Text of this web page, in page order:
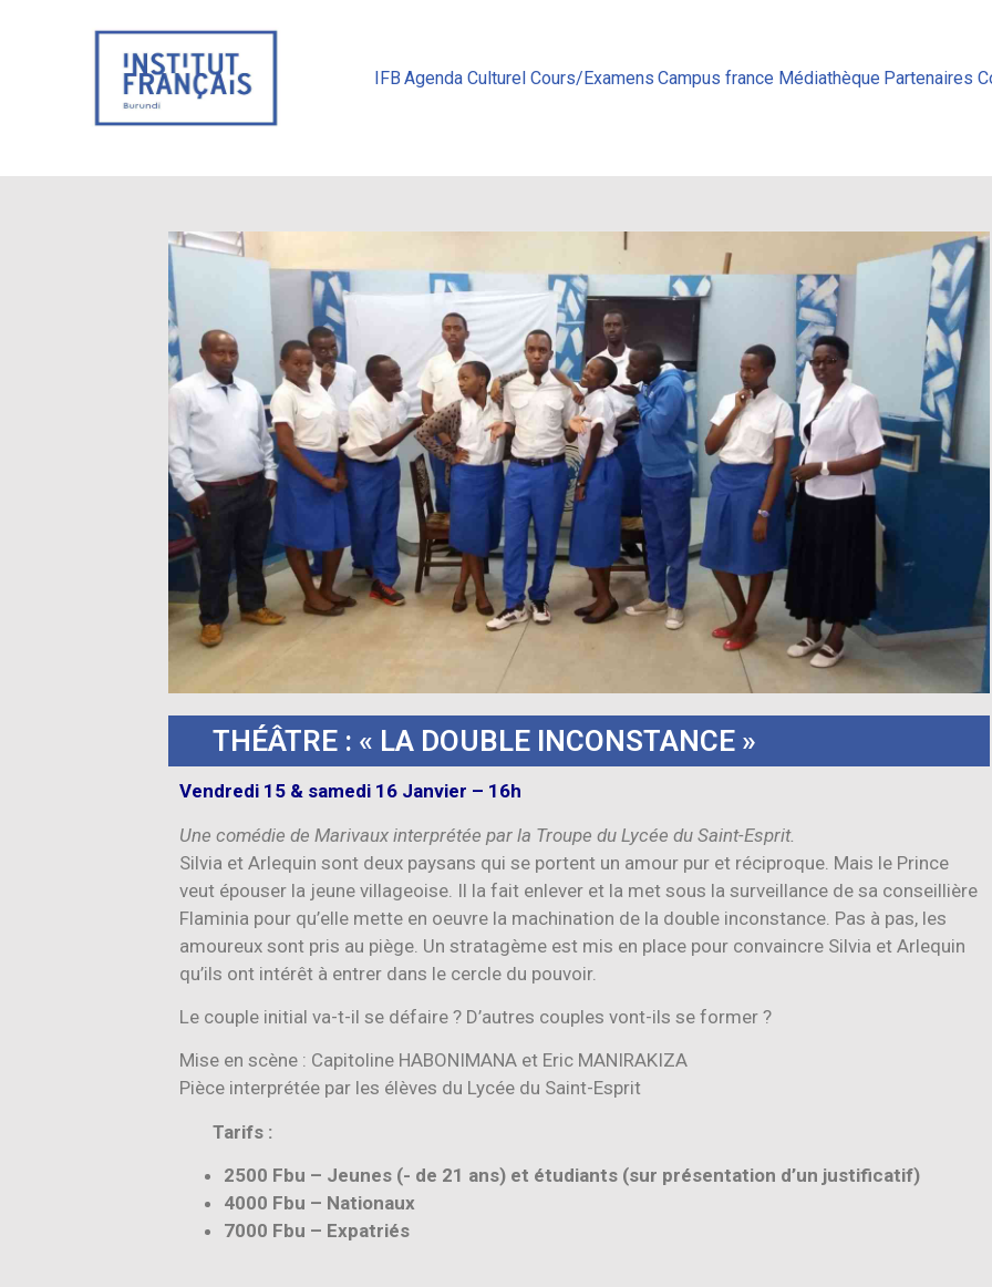
IFB Agenda Culturel Cours/Examens Campus france Médiathèque Partenaires
THÉÂTRE : « LA DOUBLE INCONSTANCE »
Vendredi 15 & samedi 16 Janvier – 16h
Une comédie de Marivaux interprétée par la Troupe du Lycée du Saint-Esprit.
Silvia et Arlequin sont deux paysans qui se portent un amour pur et réciproque. Mais le Prince
veut épouser la jeune villageoise. Il la fait enlever et la met sous la surveillance de sa conseillière
Flaminia pour qu’elle mette en oeuvre la machination de la double inconstance. Pas à pas, les
amoureux sont pris au piège. Un stratagème est mis en place pour convaincre Silvia et Arlequin
qu’ils ont intérêt à entrer dans le cercle du pouvoir.
Le couple initial va-t-il se défaire ? D’autres couples vont-ils se former ?
Mise en scène : Capitoline HABONIMANA et Eric MANIRAKIZA
Pièce interprétée par les élèves du Lycée du Saint-Esprit
Tarifs :
2500 Fbu – Jeunes (- de 21 ans) et étudiants (sur présentation d’un justificatif)
4000 Fbu – Nationaux
7000 Fbu – Expatriés